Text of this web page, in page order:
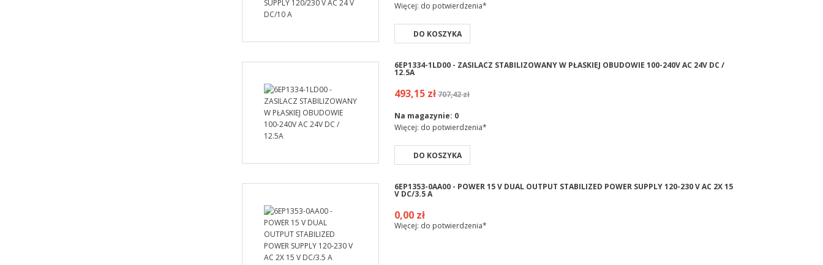
Więcej: do potwierdzenia*
DO KOSZYKA
6EP1334-1LD00 - ZASILACZ STABILIZOWANY W PŁASKIEJ OBUDOWIE 100-240V AC 24V DC /
12.5A
493,15 zł707,42 zł
Na magazynie: 0
Więcej: do potwierdzenia*
DO KOSZYKA
6EP1353-0AA00 - POWER 15 V DUAL OUTPUT STABILIZED POWER SUPPLY 120-230 V AC 2X 15
V DC/3.5 A
0,00 zł
Więcej: do potwierdzenia*